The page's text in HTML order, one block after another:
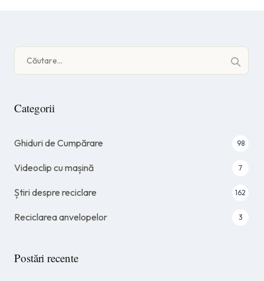
după:
Categorii
Ghiduri de Cumpărare 98
Videoclip cu mașină 7
Știri despre reciclare 162
Reciclarea anvelopelor 3
Postări recente